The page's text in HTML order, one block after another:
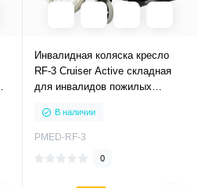
Инвалидная коляска кресло
RF-3 Cruiser Active складная
для инвалидов пожилых
В наличии
PMED-RF-3
0